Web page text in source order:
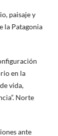
paisaje y
la Patagonia
en la
vida,
Norte
ante